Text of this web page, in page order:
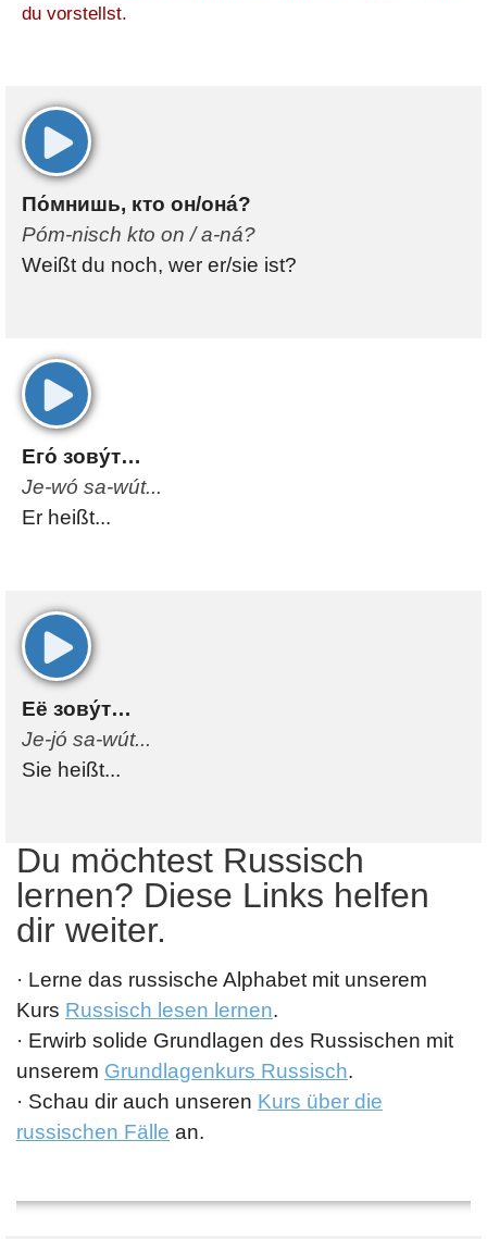
du vorstellst.
00:00
По́мнишь, кто он/она́?
Póm-nisch kto on / a-ná?
Weißt du noch, wer er/sie ist?
00:00
Его́ зову́т…
Je-wó sa-wút...
Er heißt...
00:00
Её зову́т…
Je-jó sa-wút...
Sie heißt...
Du möchtest Russisch
lernen? Diese Links helfen
dir weiter.
· Lerne das russische Alphabet mit unserem
Kurs Russisch lesen lernen.
· Erwirb solide Grundlagen des Russischen mit
unserem Grundlagenkurs Russisch.
· Schau dir auch unseren Kurs über die
russischen Fälle an.